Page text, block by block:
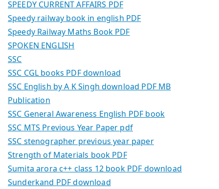
SPEEDY CURRENT AFFAIRS PDF
Speedy railway book in english PDF
Speedy Railway Maths Book PDF
SPOKEN ENGLISH
SSC
SSC CGL books PDF download
SSC English by A K Singh download PDF MB
Publication
SSC General Awareness English PDF book
SSC MTS Previous Year Paper pdf
SSC stenographer previous year paper
Strength of Materials book PDF
Sumita arora c++ class 12 book PDF download
Sunderkand PDF download